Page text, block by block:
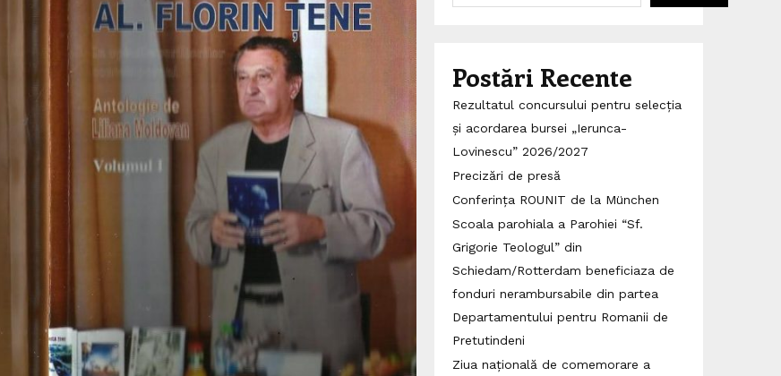
Postări Recente
Rezultatul concursului pentru selecția
și acordarea bursei „Ierunca-
Lovinescu” 2026/2027
Precizări de presă
Conferința ROUNIT de la München
Scoala parohiala a Parohiei “Sf.
Grigorie Teologul” din
Schiedam/Rotterdam beneficiaza de
fonduri nerambursabile din partea
Departamentului pentru Romanii de
Pretutindeni
Ziua națională de comemorare a